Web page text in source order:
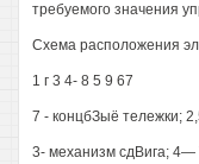
требуемого значения
Схема расположения
1 г 3 4- 8 5 9 67
7 - концбЗыё тележки;
3- механизм сдВига; 4—